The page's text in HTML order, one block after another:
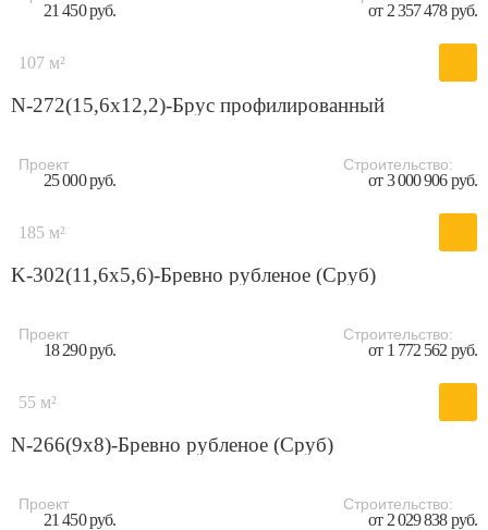
21 450 руб. от 2 357 478 руб.
107 м²
N-272(15,6x12,2)-Брус профилированный
Проект
25 000 руб.
Строительство:
от 3 000 906 руб.
185 м²
K-302(11,6x5,6)-Бревно рубленое (Сруб)
Проект
18 290 руб.
Строительство:
от 1 772 562 руб.
55 м²
N-266(9x8)-Бревно рубленое (Сруб)
Проект
21 450 руб.
Строительство:
от 2 029 838 руб.